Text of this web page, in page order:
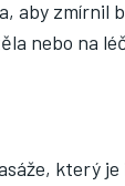
aby
nebo na
který